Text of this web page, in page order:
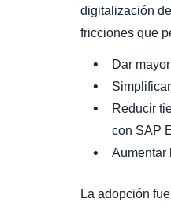
digitalización
fricciones que
Dar
Reducir
con SAP
Aumentar
La adopción